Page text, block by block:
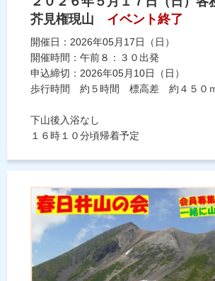
芥見権現山
イベント終了
開催日：2026年05月17日（日）
開催時間：午前８：３０出発
申込締切：2026年05月10日（日）
歩行時間 約５時間 標高差 約４５０
下山後入浴なし
１６時１０分頃帰着予定